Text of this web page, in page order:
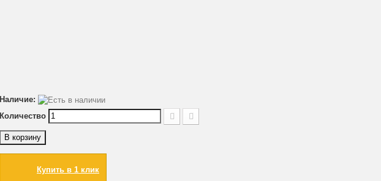
Наличие:
Количество
В корзину
Купить в 1 клик